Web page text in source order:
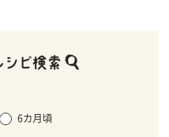
6カ月頃